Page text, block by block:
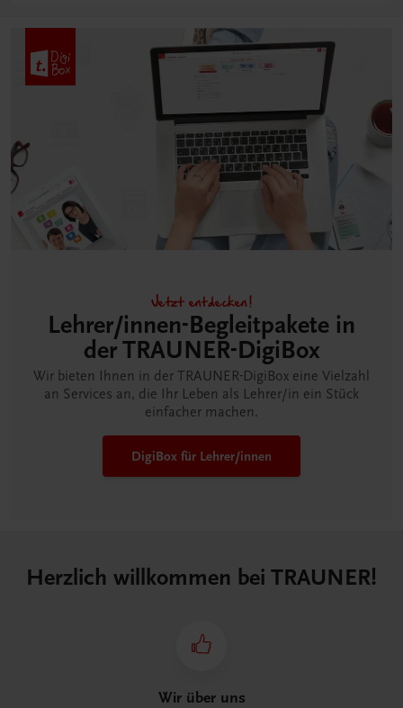
Jetzt entdecken!
Lehrer/innen-Begleitpakete in
der TRAUNER-DigiBox
Wir bieten Ihnen in der TRAUNER-DigiBox eine Vielzahl
an Services an, die Ihr Leben als Lehrer/in ein Stück
einfacher machen.
DigiBox für Lehrer/innen
Herzlich willkommen bei TRAUNER!
Wir über uns